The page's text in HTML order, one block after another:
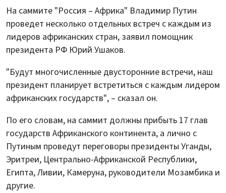
На саммите "Россия – Африка" Владимир Путин
проведет несколько отдельных встреч с каждым из
лидеров африканских стран, заявил помощник
президента РФ Юрий Ушаков.
"Будут многочисленные двусторонние встречи, наш
президент планирует встретиться с каждым лидером
африканских государств", – сказал он.
По его словам, на саммит должны прибыть 17 глав
государств Африканского континента, а лично с
Путиным проведут переговоры президенты Уганды,
Эритреи, Центрально-Африканской Республики,
Египта, Ливии, Камеруна, руководители Мозамбика и
другие.